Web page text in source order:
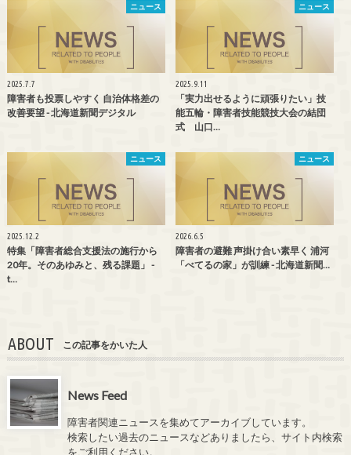
ニュース
2025.7.7
障害者も投票しやすく 自治体格差の
改善要望 - 北海道新聞デジタル
ニュース
2025.9.11
「実力出せるように頑張りたい」技
能五輪・障害者技能競技大会の結団
式 山口…
ニュース
2025.12.2
特集「障害者総合支援法の施行から
20年。そのあゆみと、残る課題」 -
t…
ニュース
2026.6.5
障害者の避難 声掛け合い素早く 浦河
「べてるの家」が訓練 - 北海道新聞…
ABOUT この記事をかいた人
News Feed
障害者関連ニュースを集めてアーカイブしています。
検索したい過去のニュースなどありましたら、サイト内検索
をご利用ください。